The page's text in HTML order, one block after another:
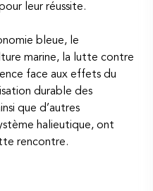
leur réussite.
bleue, le
marine, la lutte contre
face aux effets du
durable des
que d’autres
halieutique, ont
rencontre.